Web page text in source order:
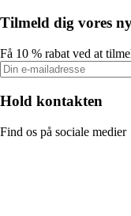
Tilmeld dig vores
Få 10 % rabat ved at
Hold kontakten
Find os på sociale medier